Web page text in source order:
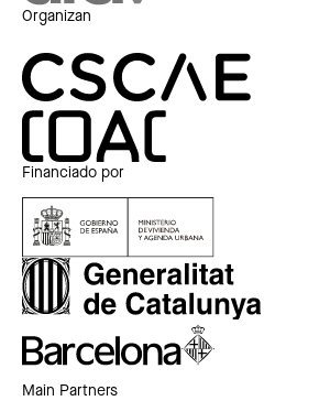
Organizan
Financiado por
Main Partners